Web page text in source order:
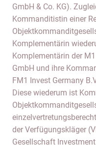
GmbH & Co. KG).
Kommanditistin einer
Komplementärin
Komplementärin der
GmbH und ihre
FM1 Invest Germany
Diese wiederum ist
der Verfügungskläger
Gesellschaft